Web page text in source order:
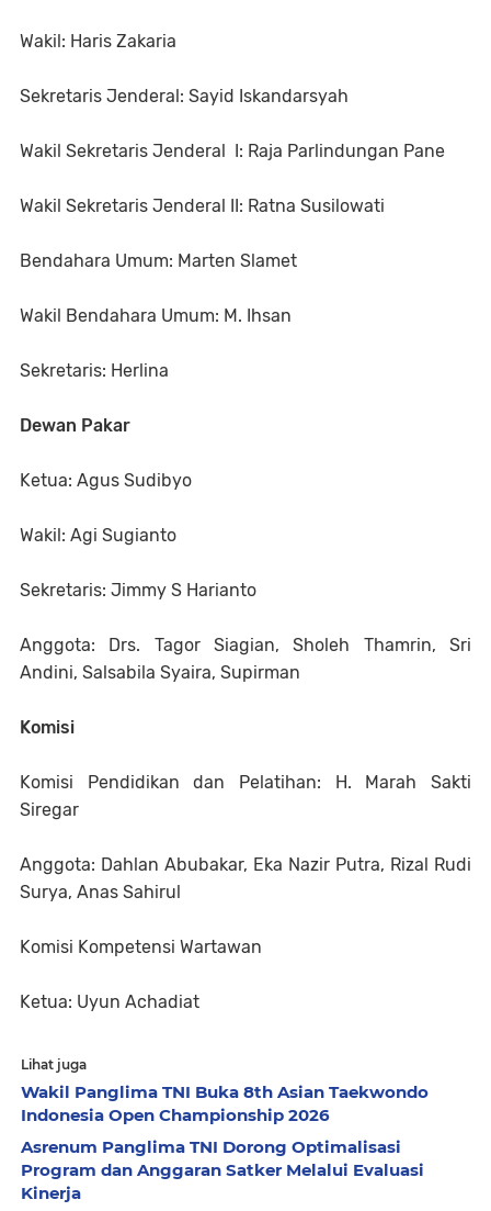
Wakil: Haris Zakaria
Sekretaris Jenderal: Sayid Iskandarsyah
Wakil Sekretaris Jenderal I: Raja Parlindungan Pane
Wakil Sekretaris Jenderal II: Ratna Susilowati
Bendahara Umum: Marten Slamet
Wakil Bendahara Umum: M. Ihsan
Sekretaris: Herlina
Dewan Pakar
Ketua: Agus Sudibyo
Wakil: Agi Sugianto
Sekretaris: Jimmy S Harianto
Anggota: Drs. Tagor Siagian, Sholeh Thamrin, Sri
Andini, Salsabila Syaira, Supirman
Komisi
Komisi Pendidikan dan Pelatihan: H. Marah Sakti
Siregar
Anggota: Dahlan Abubakar, Eka Nazir Putra, Rizal Rudi
Surya, Anas Sahirul
Komisi Kompetensi Wartawan
Ketua: Uyun Achadiat
Lihat juga
Wakil Panglima TNI Buka 8th Asian Taekwondo
Indonesia Open Championship 2026
Asrenum Panglima TNI Dorong Optimalisasi
Program dan Anggaran Satker Melalui Evaluasi
Kinerja